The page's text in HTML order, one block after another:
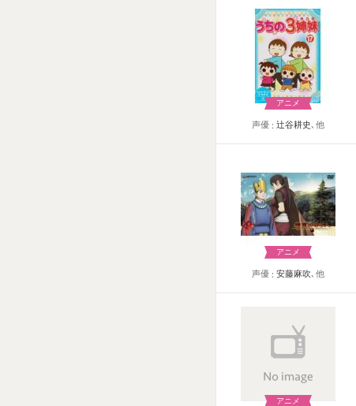
アニメ
声優 辻谷耕史､他
アニメ
声優 安藤麻吹､他
アニメ